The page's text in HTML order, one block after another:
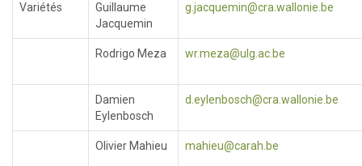
Variétés
Guillaume
Jacquemin
g.jacquemin@cra.wallonie.be
Rodrigo Meza wr.meza@ulg.ac.be
Damien
Eylenbosch
d.eylenbosch@cra.wallonie.be
Olivier Mahieu mahieu@carah.be